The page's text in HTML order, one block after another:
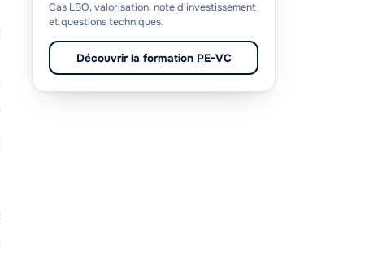
Cas LBO, valorisation, note d'investissement
et questions techniques.
Découvrir la formation PE-VC